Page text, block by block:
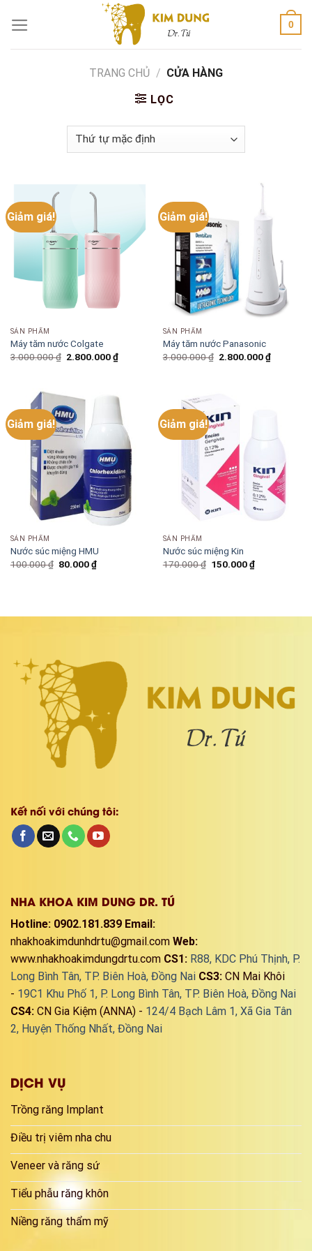
0
TRANG CHỦ / CỬA HÀNG
LỌC
Giảm giá!
SẢN PHẨM
Máy tăm nước Colgate
3.000.000₫ 2.800.000₫
Giảm giá!
SẢN PHẨM
Máy tăm nước Panasonic
3.000.000₫ 2.800.000₫
Giảm giá!
SẢN PHẨM
Nước súc miệng HMU
100.000₫ 80.000₫
Giảm giá!
SẢN PHẨM
Nước súc miệng Kin
170.000₫ 150.000₫
Kết nối với chúng tôi:
NHA KHOA KIM DUNG DR. TÚ
Hotline: 0902.181.839 Email:
nhakhoakimdunhdrtu@gmail.com Web:
www.nhakhoakimdungdrtu.com CS1: R88, KDC Phú Thịnh, P.
Long Bình Tân, TP. Biên Hoà, Đồng Nai CS3: CN Mai Khôi
- 19C1 Khu Phố 1, P. Long Bình Tân, TP. Biên Hoà, Đồng Nai
CS4: CN Gia Kiệm (ANNA) - 124/4 Bạch Lâm 1, Xã Gia Tân
2, Huyện Thống Nhất, Đồng Nai
DỊCH VỤ
Trồng răng Implant
Điều trị viêm nha chu
Veneer và răng sứ
Tiểu phẫu răng khôn
Niềng răng thẩm mỹ